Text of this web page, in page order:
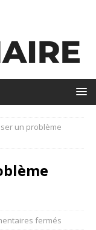
un problème
fermés